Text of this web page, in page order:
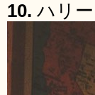
10. ハリ